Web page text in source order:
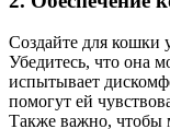
Создайте для кошки
Убедитесь, что она
испытывает
помогут ей
Также важно, чтобы